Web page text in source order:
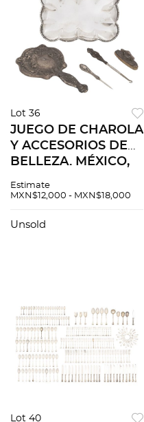
Lot 36
JUEGO DE CHAROLA
Y ACCESORIOS DE
BELLEZA. MÉXICO,
abotonador, punzón,
charola en plata
Estimate
MXN$12,000 - MXN$18,000
Unsold
Lot 40